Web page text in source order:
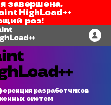
завершена.
HighLoad++
раз!
разработчиков
систем